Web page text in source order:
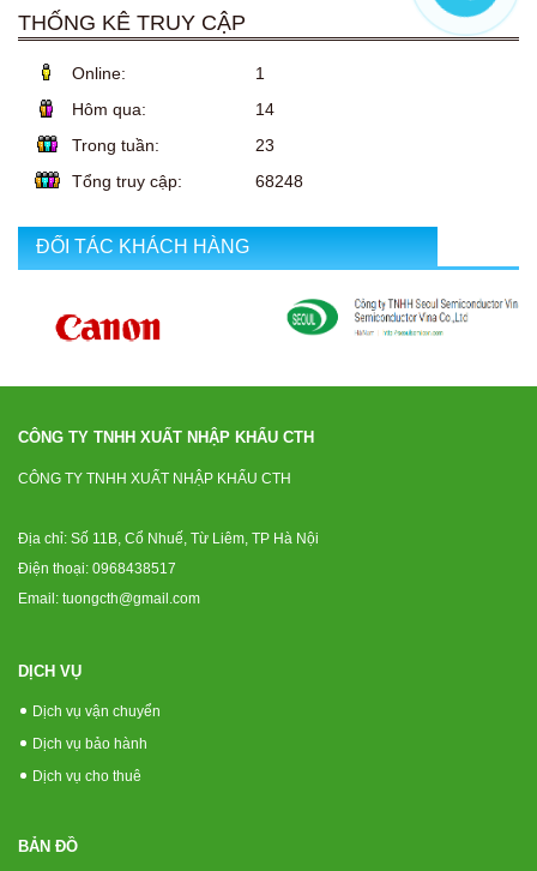
THỐNG KÊ TRUY CẬP
Online:
1
Hôm qua:
14
Trong tuần:
23
Tổng truy cập:
68248
ĐỐI TÁC KHÁCH HÀNG
CÔNG TY TNHH XUẤT NHẬP KHẨU CTH
CÔNG TY TNHH XUẤT NHẬP KHẨU CTH
Địa chỉ: Số 11B, Cổ Nhuế, Từ Liêm, TP Hà Nội
Điện thoại: 0968438517
Email: tuongcth@gmail.com
DỊCH VỤ
Dịch vụ vận chuyển
Dịch vụ bảo hành
Dịch vụ cho thuê
BẢN ĐỒ